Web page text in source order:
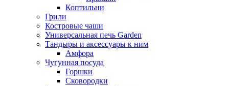
Коптильни
Грили
Костровые чаши
Универсальная печь Garden
Тандыры и аксессуары к ним
Амфора
Чугунная посуда
Горшки
Сковородки